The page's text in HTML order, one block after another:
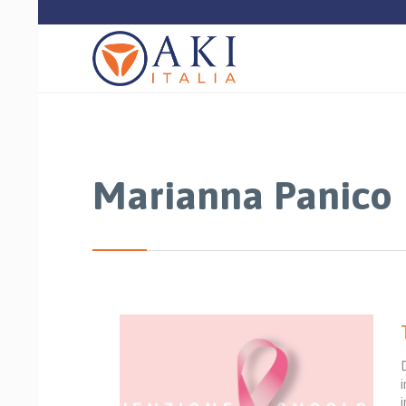
Marianna Panico